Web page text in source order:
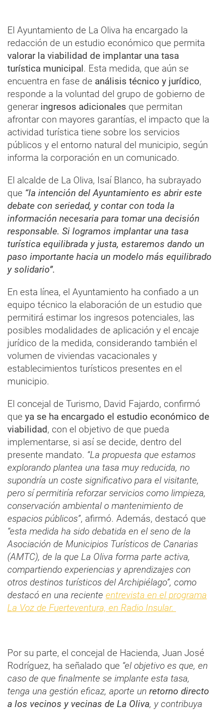
El Ayuntamiento de La Oliva ha encargado la
redacción de un estudio económico que permita
valorar la viabilidad de implantar una tasa
turística municipal. Esta medida, que aún se
encuentra en fase de análisis técnico y jurídico,
responde a la voluntad del grupo de gobierno de
generar ingresos adicionales que permitan
afrontar con mayores garantías, el impacto que la
actividad turística tiene sobre los servicios
públicos y el entorno natural del municipio, según
informa la corporación en un comunicado.
El alcalde de La Oliva, Isaí Blanco, ha subrayado
que “la intención del Ayuntamiento es abrir este
debate con seriedad, y contar con toda la
información necesaria para tomar una decisión
responsable. Si logramos implantar una tasa
turística equilibrada y justa, estaremos dando un
paso importante hacia un modelo más equilibrado
y solidario”.
En esta línea, el Ayuntamiento ha confiado a un
equipo técnico la elaboración de un estudio que
permitirá estimar los ingresos potenciales, las
posibles modalidades de aplicación y el encaje
jurídico de la medida, considerando también el
volumen de viviendas vacacionales y
establecimientos turísticos presentes en el
municipio.
El concejal de Turismo, David Fajardo, confirmó
que ya se ha encargado el estudio económico de
viabilidad, con el objetivo de que pueda
implementarse, si así se decide, dentro del
presente mandato. “La propuesta que estamos
explorando plantea una tasa muy reducida, no
supondría un coste significativo para el visitante,
pero sí permitiría reforzar servicios como limpieza,
conservación ambiental o mantenimiento de
espacios públicos”, afirmó. Además, destacó que
“esta medida ha sido debatida en el seno de la
Asociación de Municipios Turísticos de Canarias
(AMTC), de la que La Oliva forma parte activa,
compartiendo experiencias y aprendizajes con
otros destinos turísticos del Archipiélago”, como
destacó en una reciente entrevista en el programa
La Voz de Fuerteventura, en Radio Insular.
Por su parte, el concejal de Hacienda, Juan José
Rodríguez, ha señalado que “el objetivo es que, en
caso de que finalmente se implante esta tasa,
tenga una gestión eficaz, aporte un retorno directo
a los vecinos y vecinas de La Oliva, y contribuya